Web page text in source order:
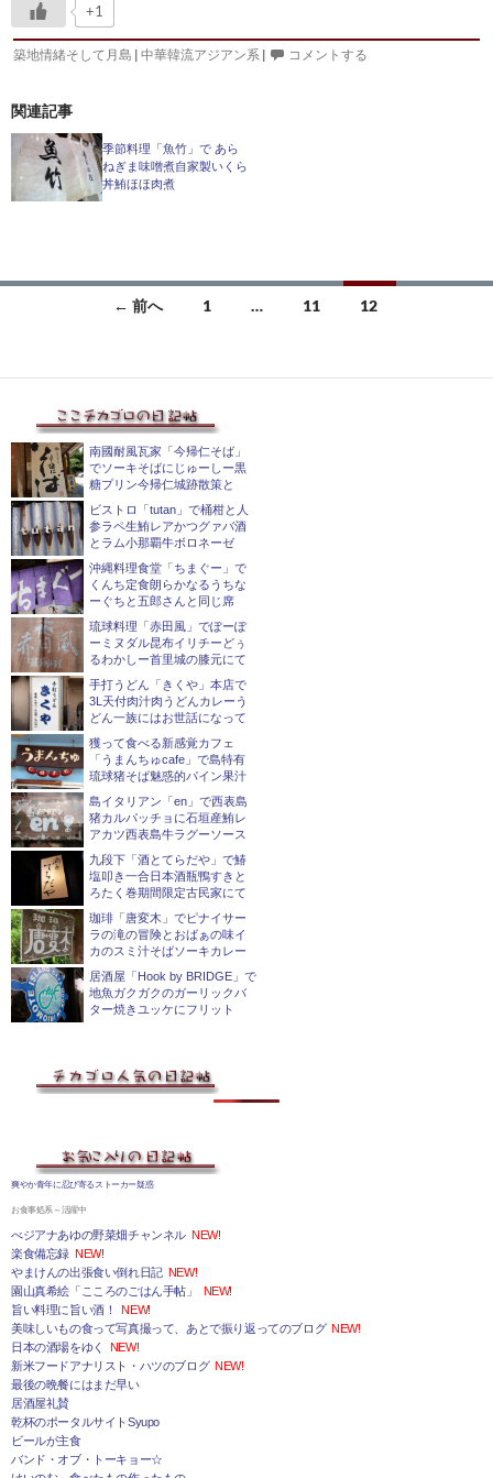
+1
築地情緒そして月島 | 中華韓流アジアン系 | コメントする
関連記事
季節料理「魚竹」で あら
ねぎま味噌煮自家製いくら
丼鮪ほほ肉煮
ナ
ゲ
ー
シ
ョ
ン
← 前へ 1 … 11 12
南國耐風瓦家「今帰仁そば」
でソーキそばにじゅーしー黒
糖プリン今帰仁城跡散策と
ビストロ「tutan」で桶柑と人
参ラペ生鮪レアかつグァバ酒
とラム小那覇牛ボロネーゼ
沖縄料理食堂「ちまぐー」で
くんち定食朗らかなるうちな
ーぐちと五郎さんと同じ席
琉球料理「赤田風」でぽーぽ
ーミヌダル昆布イリチーどぅ
るわかしー首里城の膝元にて
手打うどん「きくや」本店で
3L天付肉汁肉うどんカレーう
どん一族にはお世話になって
獲って食べる新感覚カフェ
「うまんちゅcafe」で島特有
琉球猪そば魅惑的パイン果汁
島イタリアン「en」で西表島
猪カルパッチョに石垣産鮪レ
アカツ西表島牛ラグーソース
九段下「酒とてらだや」で鰆
塩叩き一合日本酒瓶鴨すきと
ろたく巻期間限定古民家にて
珈琲「唐変木」でピナイサー
ラの滝の冒険とおばぁの味イ
カのスミ汁そばソーキカレー
居酒屋「Hook by BRIDGE」で
地魚ガクガクのガーリックバ
ター焼きユッケにフリット
爽やか青年に忍び寄るストーカー疑惑
お食事処系～活躍中
べジアナあゆの野菜畑チャンネル NEW!
楽食備忘録 NEW!
やまけんの出張食い倒れ日記 NEW!
園山真希絵「こころのごはん手帖」
NEW!
旨い料理に旨い酒！
NEW!
美味しいもの食って写真撮って、あとで振り返ってのブログ NEW!
日本の酒場をゆく
NEW!
新米フードアナリスト・ハツのブログ NEW!
最後の晩餐にはまだ早い
居酒屋礼賛
乾杯のポータルサイトSyupo
ビールが主食
バンド・オブ・トーキョー☆